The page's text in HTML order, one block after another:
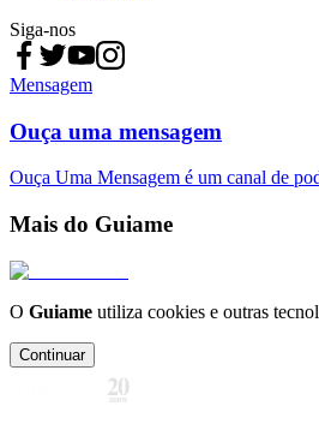
Siga-nos
Mensagem
Ouça uma mensagem
Ouça Uma Mensagem é um canal de
Mais do Guiame
O Guiame utiliza cookies e outras
Continuar